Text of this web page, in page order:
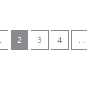
2 3 4 …